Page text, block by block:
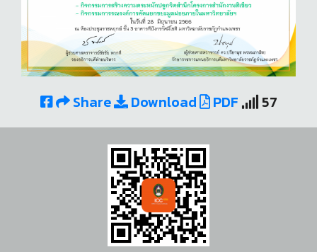
Share Download PDF 57